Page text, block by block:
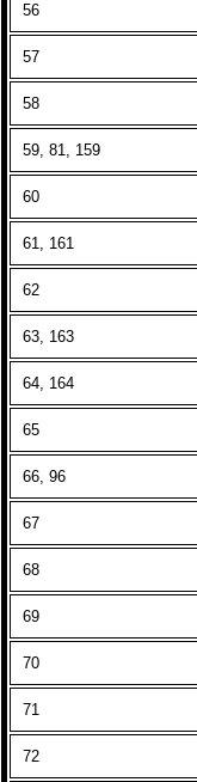
56
57
58
59, 81, 159
60
61, 161
62
63, 163
64, 164
65
66, 96
67
68
69
70
71
72